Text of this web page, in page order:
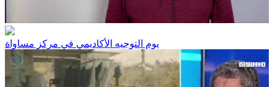
يوم التوجيه الأكاديمي في مركز مساواة